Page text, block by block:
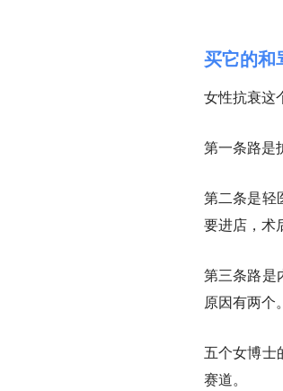
买它的和
女性抗衰这
第一条路是
第二条是轻
要进店，术
第三条路是
原因有两个
五个女博士
赛道。